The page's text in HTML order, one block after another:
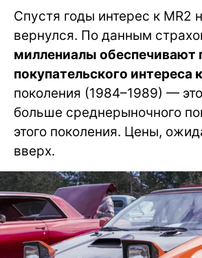
Спустя годы интерес к MR2
вернулся. По данным
миллениалы обеспечивают
покупательского интереса
поколения (1984–1989) —
больше среднерыночного
этого поколения. Цены,
вверх.